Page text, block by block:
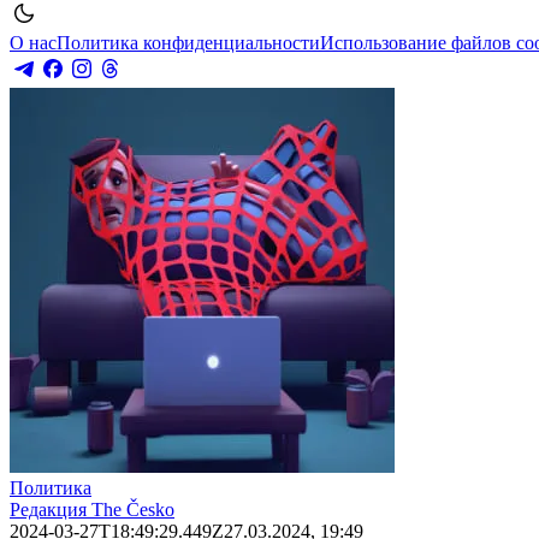
О насПолитика конфиденциальностиИспользование файлов
Политика
Редакция The Česko
2024-03-27T18:49:29.449Z27.03.2024, 19:49